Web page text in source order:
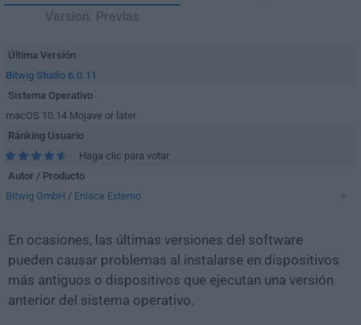
Version. Previas
Última Versión
Bitwig Studio 6.0.11
Sistema Operativo
macOS 10.14 Mojave or later
Ránking Usuario
Haga clic para votar
Autor / Producto
Bitwig GmbH / Enlace Externo
En ocasiones, las últimas versiones del software
pueden causar problemas al instalarse en dispositivos
más antiguos o dispositivos que ejecutan una versión
anterior del sistema operativo.